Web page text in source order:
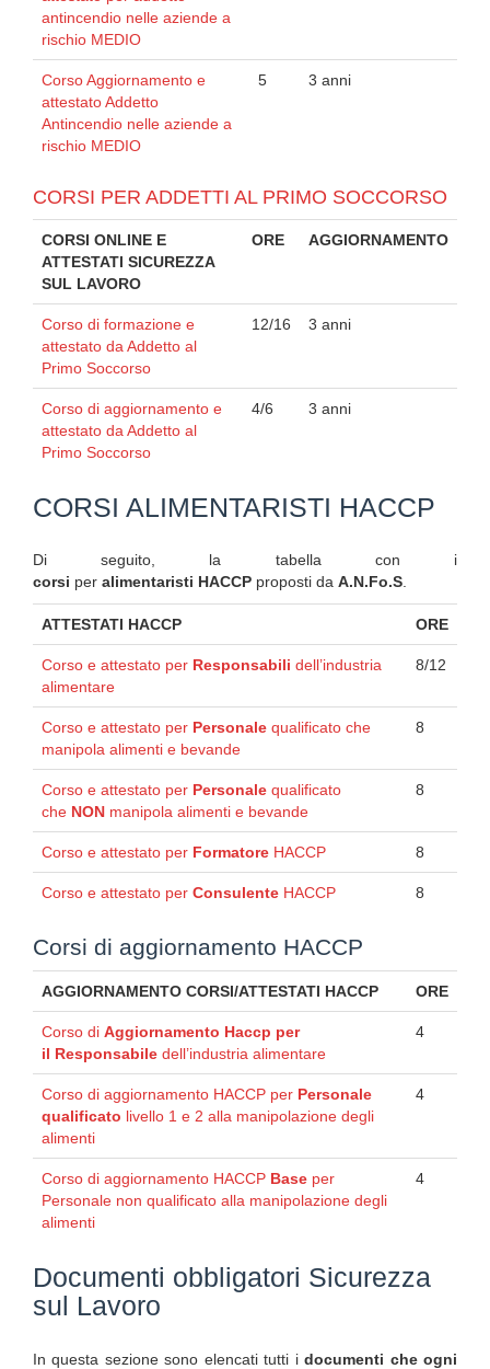
antincendio nelle aziende a
rischio MEDIO
Corso Aggiornamento e
attestato Addetto
Antincendio nelle aziende a
rischio MEDIO
5 3 anni
CORSI PER ADDETTI AL PRIMO SOCCORSO
CORSI ONLINE E
ATTESTATI SICUREZZA
SUL LAVORO
ORE AGGIORNAMENTO
Corso di formazione e
attestato da Addetto al
Primo Soccorso
12/16 3 anni
Corso di aggiornamento e
attestato da Addetto al
Primo Soccorso
4/6 3 anni
CORSI ALIMENTARISTI HACCP
Di seguito, la tabella con i
corsi per alimentaristi HACCP proposti da A.N.Fo.S
ATTESTATI HACCP ORE
Corso e attestato per Responsabili dell’industria
alimentare
8/12
Corso e attestato per Personale qualificato che
manipola alimenti e bevande
8
Corso e attestato per Personale qualificato
che NON manipola alimenti e bevande
8
Corso e attestato per Formatore HACCP 8
Corso e attestato per Consulente HACCP 8
Corsi di aggiornamento HACCP
AGGIORNAMENTO CORSI/ATTESTATI HACCP ORE
Corso di Aggiornamento Haccp per
il Responsabile dell’industria alimentare
4
Corso di aggiornamento HACCP per Personale
qualificato livello 1 e 2 alla manipolazione degli
alimenti
4
Corso di aggiornamento HACCP Base per
Personale non qualificato alla manipolazione degli
alimenti
4
Documenti obbligatori Sicurezza
sul Lavoro
In questa sezione sono elencati tutti idocumenti che ogni